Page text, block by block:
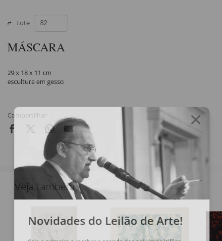
Lote
MÁSCARA
29 x 18 x 11 cm
escultura em gesso
Compartilhar
Veja também
Novidades do Leilão de Arte!